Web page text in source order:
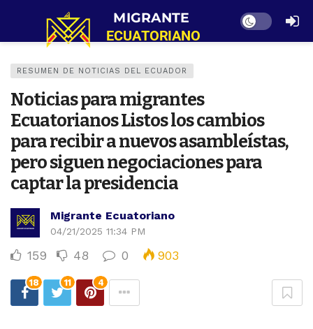
Dark mode
RESUMEN DE NOTICIAS DEL ECUADOR
Noticias para migrantes
Ecuatorianos Listos los cambios
para recibir a nuevos asambleístas,
pero siguen negociaciones para
captar la presidencia
Migrante Ecuatoriano
04/21/2025 11:34 PM
159 48 0 903
18 11 4